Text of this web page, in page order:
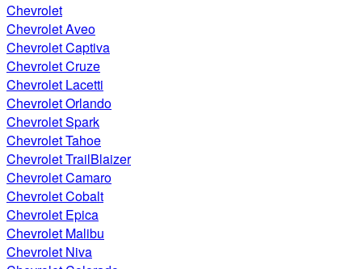
Chevrolet
Chevrolet Aveo
Chevrolet Captiva
Chevrolet Cruze
Chevrolet Lacetti
Chevrolet Orlando
Chevrolet Spark
Chevrolet Tahoe
Chevrolet TrailBlaizer
Chevrolet Camaro
Chevrolet Cobalt
Chevrolet Epica
Chevrolet Malibu
Chevrolet Niva